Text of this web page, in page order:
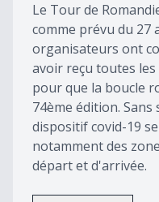
Le Tour de
comme prévu du 27
organisateurs ont
avoir reçu toutes
pour que la boucle
74ème édition.
dispositif covid-19
notamment des
départ et d'arrivée.